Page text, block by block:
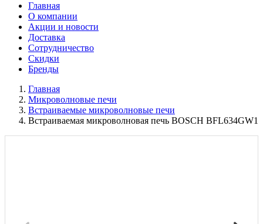
Главная
О компании
Акции и новости
Доставка
Сотрудничество
Скидки
Бренды
Главная
Микроволновые печи
Встраиваемые микроволновые печи
Встраиваемая микроволновая печь BOSCH BFL634GW1